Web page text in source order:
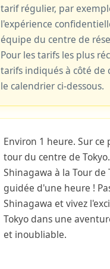
tarif régulier, par
l'expérience
équipe du centre de
Pour les tarifs les plus
tarifs indiqués à côté de
le calendrier ci-dessous.
Environ 1 heure. Sur ce
tour du centre de
Shinagawa à la Tour de
guidée d'une heure !
Shinagawa et vivez
Tokyo dans une
et inoubliable.